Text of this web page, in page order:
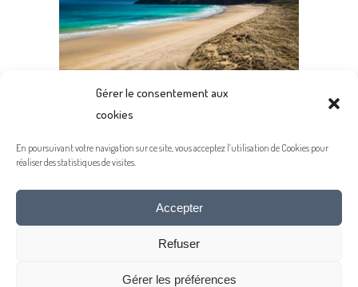
Gérer le consentement aux
cookies
En poursuivant votre navigation sur ce site, vous acceptez l’utilisation de Cookies pour
réaliser des statistiques de visites.
Accepter
Refuser
Gérer les préférences
20 MAI 2016
- MENTIONS LÉGALES -